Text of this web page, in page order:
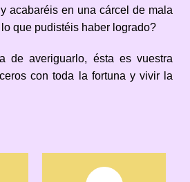
acabaréis en una cárcel de mala
que pudistéis haber logrado?
de averiguarlo, ésta es vuestra
con toda la fortuna y vivir la